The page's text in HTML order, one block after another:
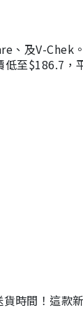
、及V-Chek
至$186.7，
時間！這款